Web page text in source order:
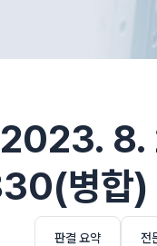
2023.
병합)
판결 요약 전